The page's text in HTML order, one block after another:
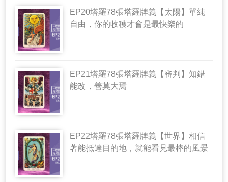
EP20塔羅78張塔羅牌義【太陽】單純
自由，你的收穫才會是最快樂的
EP21塔羅78張塔羅牌義【審判】知錯
能改，善莫大焉
EP22塔羅78張塔羅牌義【世界】相信
著能抵達目的地，就能看見最棒的風景